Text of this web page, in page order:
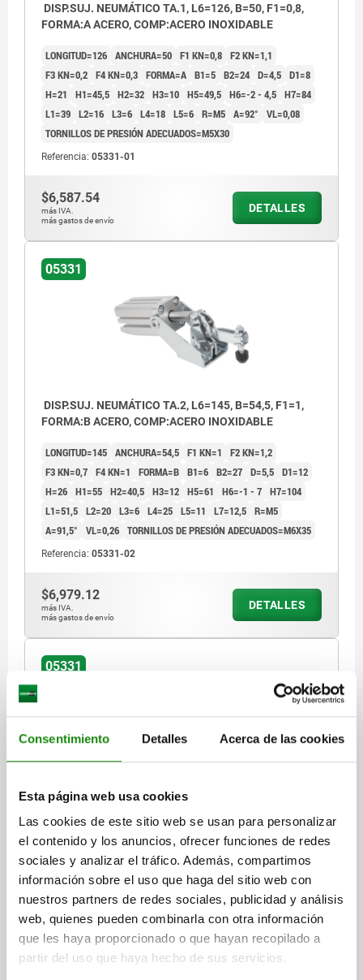
Consentimiento Detalles Acerca de las cookies
Esta página web usa cookies
Las cookies de este sitio web se usan para personalizar
el contenido y los anuncios, ofrecer funciones de redes
sociales y analizar el tráfico. Además, compartimos
información sobre el uso que haga del sitio web con
nuestros partners de redes sociales, publicidad y análisis
web, quienes pueden combinarla con otra información
que les haya proporcionado o que hayan recopilado a
partir del uso que haya hecho de sus servicios.
DISP.SUJ. NEUMÁTICO TA.1, L6=126, B=50, F1=0,8,
FORMA:A ACERO, COMP:ACERO INOXIDABLE
LONGITUD=126 ANCHURA=50 F1 KN=0,8 F2 KN=1,1
F3 KN=0,2 F4 KN=0,3 FORMA=A B1=5 B2=24 D=4,5 D1=8
H=21
H1=45,5 H2=32 H3=10 H5=49,5 H6=-2 - 4,5 H7=84
L1=39 L2=16 L3=6 L4=18 L5=6 R=M5 Α=92°
VL=0,08
TORNILLOS DE PRESIÓN ADECUADOS=M5X30
Referencia: 05331-01
$6,587.54
más IVA.
más gastos de envío
DETALLES
05331
DISP.SUJ. NEUMÁTICO TA.2, L6=145, B=54,5, F1=1,
FORMA:B ACERO, COMP:ACERO INOXIDABLE
LONGITUD=145 ANCHURA=54,5 F1 KN=1
F2 KN=1,2
F3 KN=0,7 F4 KN=1 FORMA=B B1=6 B2=27 D=5,5 D1=12
H=26 H1=55 H2=40,5 H3=12 H5=61 H6=-1 - 7 H7=104
L1=51,5 L2=20 L3=6 L4=25 L5=11 L7=12,5 R=M5
Α=91,5°
VL=0,26 TORNILLOS DE PRESIÓN ADECUADOS=M6X35
Referencia: 05331-02
$6,979.12
más IVA.
más gastos de envío
DETALLES
05331
DISP.SUJ. NEUMÁTICO TA.3, L6=165,5, B=62,5, F1=1,
FORMA:A ACERO, COMP:ACERO INOXIDABLE
LONGITUD=165,5 ANCHURA=62,5 F1 KN=1
F2 KN=2,5
F3 KN=0,65 F4 KN=1,1 FORMA=A B1=8 B2=32
D=7,5
D1=16
H=36,5 H1=74,5 H2=56 H3=18 H5=82,5
H6=5,4 - 14 H7=151 L1=78 L2=20 L3=7,5 L4=36 L5=19
R=G1/8 Α=90° VL=0,35
TORNILLOS DE PRESIÓN ADECUADOS=M8X45